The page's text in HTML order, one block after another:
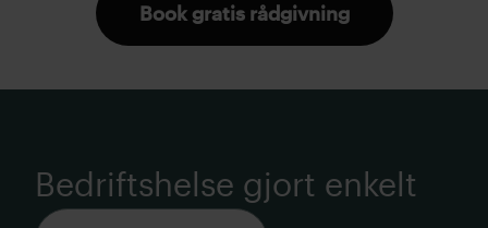
Book gratis rådgivning
Bedriftshelse gjort enkelt